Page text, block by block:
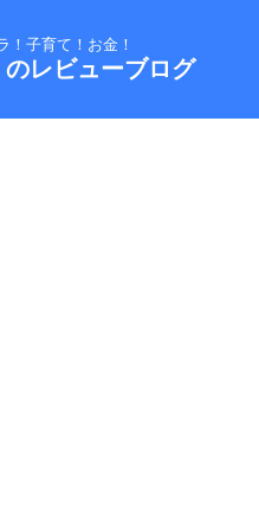
！子育て！お金！
のレビューブログ